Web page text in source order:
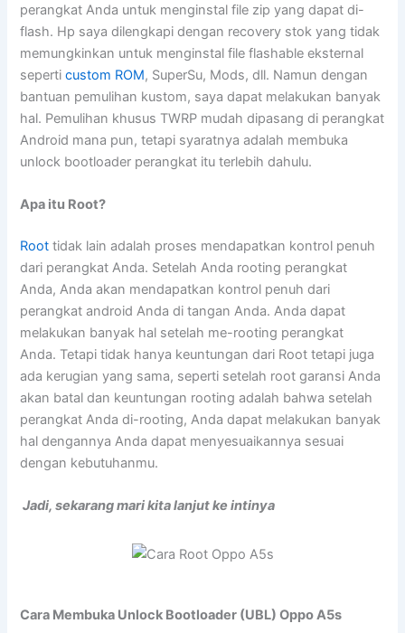
perangkat Anda untuk menginstal file zip yang dapat di-
flash. Hp saya dilengkapi dengan recovery stok yang tidak
memungkinkan untuk menginstal file flashable eksternal
seperticustom ROM, SuperSu, Mods, dll. Namun dengan
bantuan pemulihan kustom, saya dapat melakukan banyak
hal. Pemulihan khusus TWRP mudah dipasang di perangkat
Android mana pun, tetapi syaratnya adalah membuka
unlock bootloader perangkat itu terlebih dahulu.
Apa itu Root?
Roottidak lain adalah proses mendapatkan kontrol penuh
dari perangkat Anda. Setelah Anda rooting perangkat
Anda, Anda akan mendapatkan kontrol penuh dari
perangkat android Anda di tangan Anda. Anda dapat
melakukan banyak hal setelah me-rooting perangkat
Anda. Tetapi tidak hanya keuntungan dari Root tetapi juga
ada kerugian yang sama, seperti setelah root garansi Anda
akan batal dan keuntungan rooting adalah bahwa setelah
perangkat Anda di-rooting, Anda dapat melakukan banyak
hal dengannya Anda dapat menyesuaikannya sesuai
dengan kebutuhanmu.
Jadi, sekarang mari kita lanjut ke intinya
Cara Membuka Unlock Bootloader (UBL) Oppo A5s